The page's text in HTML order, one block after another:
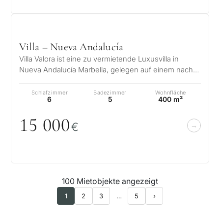
Villa – Nueva Andalucía
Villa Valora ist eine zu vermietende Luxusvilla in
Nueva Andalucía Marbella, gelegen auf einem nach
Schlafzimmer
6
Badezimmer
5
Wohnfläche
400 m²
15 000€
100 Mietobjekte angezeigt
1 2 3 … 5 ›